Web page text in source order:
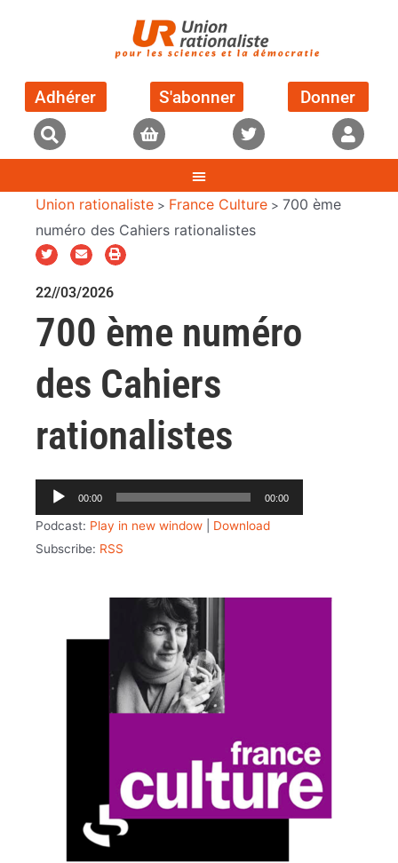
Adhérer S'abonner Donner
Union rationaliste > France Culture > 700 ème
numéro des Cahiers rationalistes
22//03/2026
700 ème numéro
des Cahiers
rationalistes
Lecteur
audio
00:00 00:00
Podcast: Play in new window
Download
Subscribe: RSS